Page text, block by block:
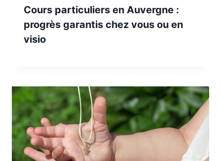
Cours particuliers en Auvergne :
progrès garantis chez vous ou en
visio